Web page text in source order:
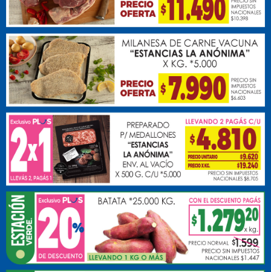
Feliz jueves para
tod@s: Les deseamos
una excelente jornada